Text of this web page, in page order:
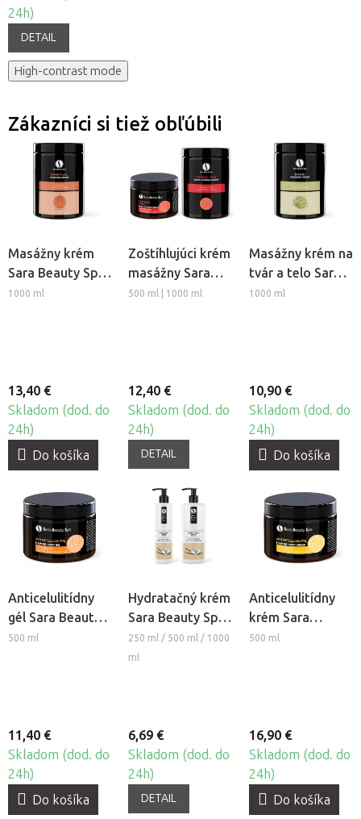
24h)
DETAIL
High-contrast mode
Zákazníci si tiež obľúbili
Masážny krém
Sara Beauty Spa
- Spiritual
1000 ml
13,40 €
Skladom (dod. do
24h)
Do košíka
Zoštíhlujúci krém
masážny Sara
Beauty Spa -
500 ml | 1000 ml
12,40 €
Skladom (dod. do
24h)
DETAIL
Masážny krém na
tvár a telo Sara
Beauty Spa -
1000 ml
10,90 €
Skladom (dod. do
24h)
Do košíka
Anticelulitídny
gél Sara Beauty
Spa
500 ml
11,40 €
Skladom (dod. do
24h)
Do košíka
Hydratačný krém
Sara Beauty Spa
- Vanilka-Jazmín
250 ml / 500 ml / 1000
ml
6,69 €
Skladom (dod. do
24h)
DETAIL
Anticelulitídny
krém Sara
Beauty Spa
500 ml
16,90 €
Skladom (dod. do
24h)
Do košíka